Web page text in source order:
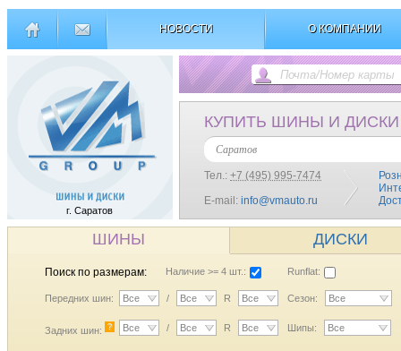
НОВОСТИ О КОМПАНИИ
г. Саратов
КУПИТЬ ШИНЫ И ДИСКИ
Саратов
Тел.: +7 (495) 995-7474
E-mail: info@vmauto.ru
ШИНЫ ДИСКИ
Поиск по размерам: Наличие >= 4 шт.: Runflat:
Передних шин: Все / Все R Все Сезон: Все
Задних шин: ? Все / Все R Все Шипы: Все